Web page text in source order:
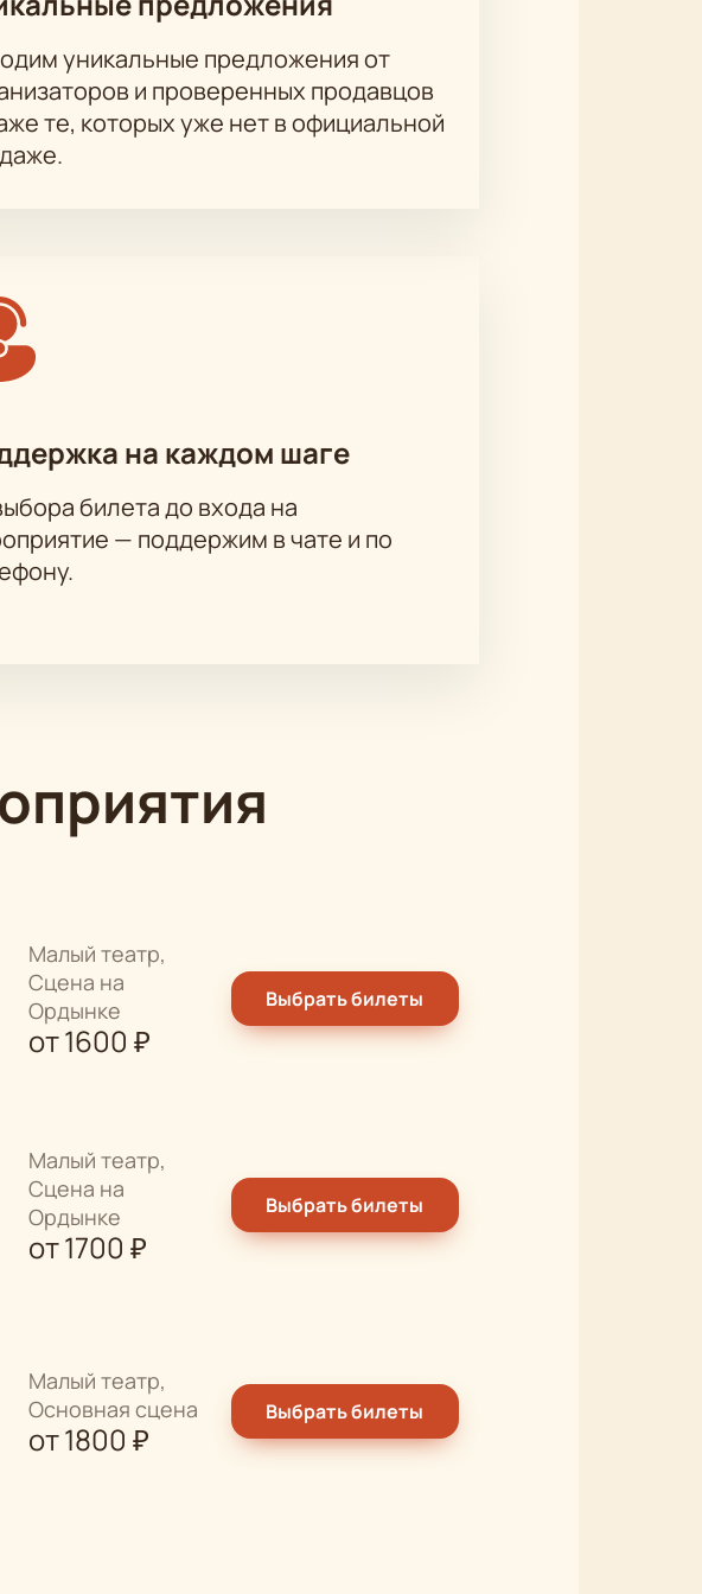
уникальные предложения от
и проверенных продавцов
те, которых уже нет в официальной
на каждом шаге
билета до входа на
— поддержим в чате и по
Малый театр,
Сцена на
Ордынке
от1600 ₽
Выбрать билеты
Малый театр,
Сцена на
Ордынке
от1700 ₽
Выбрать билеты
Малый театр,
Основная сцена
от1800 ₽
Выбрать билеты